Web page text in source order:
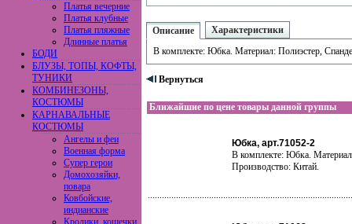
Платья вечерние
Платья клубные
Платья пляжные
Длинные платья
БОДИ
БЛУЗЫ, ТОПЫ, КОФТЫ,
ТУНИКИ
КОМБИНЕЗОНЫ,
КОСТЮМЫ
КАРНАВАЛЬНЫЕ
КОСТЮМЫ
Ангелы и феи
Военная форма
Супер герои
Домохозяйки,
повара
Ковбойские,
индианские
Кролики, кошечки
Описание
Характеристики
В комплекте: Юбка. Материал: Полиэстер,
Вернуться
Ближайшие по цене товары данной группы
Юбка, арт.71052-2
В комплекте: Юбка.
Производство: Китай.